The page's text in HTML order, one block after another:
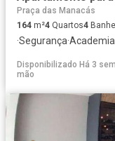
Praça das Manacás
164 m²4 Quartos4
·Segurança·Academia
Disponibilizado Há 3
mão